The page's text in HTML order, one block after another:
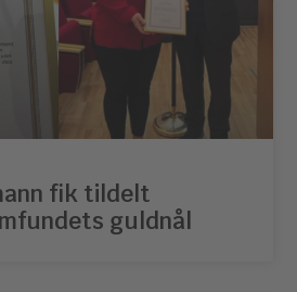
fik tildelt
guldnål